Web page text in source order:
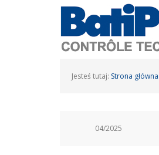
Jesteś tutaj: Strona główna
04/2025